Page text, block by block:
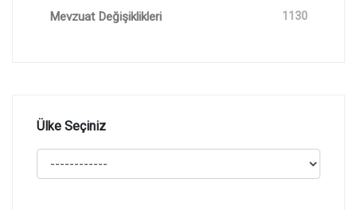
Mevzuat Değişiklikleri 1130
Ülke Seçiniz